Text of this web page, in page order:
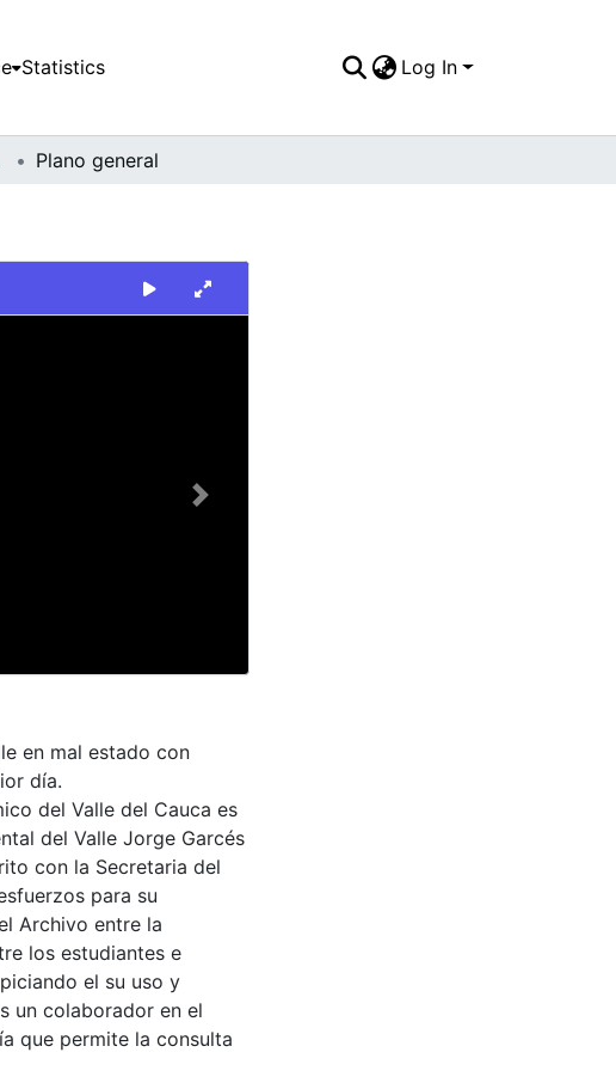
Statistics Log In
Plano general
Next
en mal estado con
día.
del Valle del Cauca es
del Valle Jorge Garcés
con la Secretaria del
para su
Archivo entre la
los estudiantes e
el su uso y
un colaborador en el
que permite la consulta